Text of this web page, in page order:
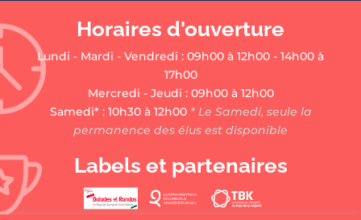
Horaires d'ouverture
Lundi - Mardi - Vendredi : 09h00 à 12h00 - 14h00 à
17h00
Mercredi - Jeudi : 09h00 à 12h00
Samedi* : 10h30 à 12h00* Le Samedi, seule la
permanence des élus est disponible
Labels et partenaires